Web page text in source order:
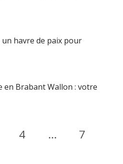
havre de paix pour
Brabant Wallon : votre
4 … 7